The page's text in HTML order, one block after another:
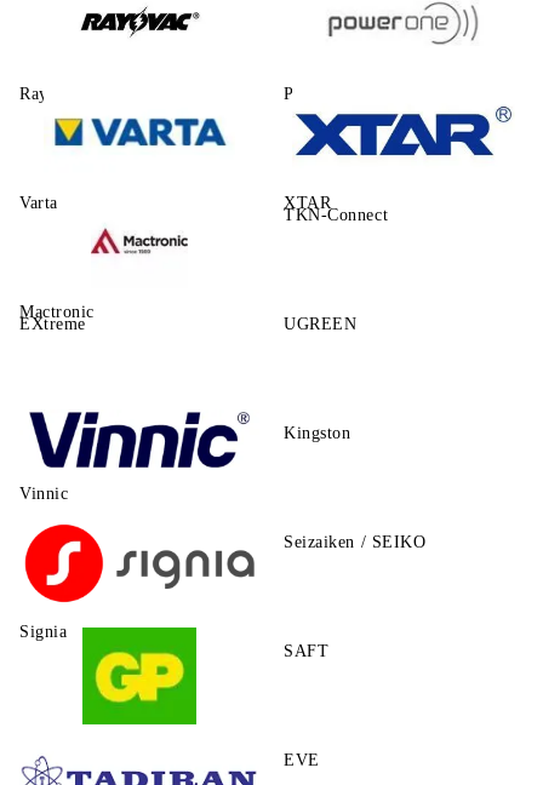
Rayovac Power One
Varta XTAR
Mactronic
TKN-Connect
EXtreme UGREEN
Vinnic
Kingston
Signia
Seizaiken / SEIKO
SAFT
EVE